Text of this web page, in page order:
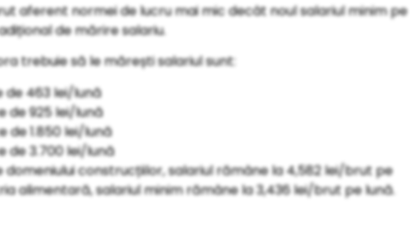
aferent normei de lucru mai mic decât noul salariul minim pe
de mărire salariu.
trebuie să le mărești salariul sunt:
de 463 lei/lună
de 925 lei/lună
de 1.850 lei/lună
de 3.700 lei/lună
construcțiilor, salariul rămâne la 4,582 lei/brut pe
alimentară, salariul minim rămâne la 3,436 lei/brut pe lună.